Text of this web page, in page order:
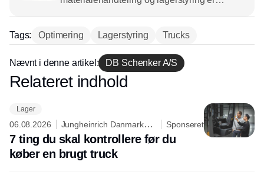
konkurrencefordel i dagens marked. Og
området er i rivende udvikling – drevet af
den teknologiske udvikling, mangel på
arbejdskraft, den grønne omstilling og
sikkerhedsmæssige situation i post-
covid19-verdenen. Talrige
undersøgelser og markedsrapporter
dokumenterer, at virksomhederne
Tags: Optimering Lagerstyring Trucks
Nævnt i denne artikel: DB Schenker A/S
Annonce
Relateret indhold
Lager
06.08.2026
Jungheinrich Danmark
A/S
Sponseret
7 ting du skal kontrollere før du
køber en brugt truck